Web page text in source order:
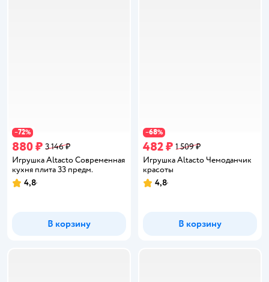
−72%
880 ₽ 3 146 ₽
Игрушка Altacto Современная
кухня плита 33 предм.
Рейтинг:
4,8
В корзину
−68%
482 ₽ 1 509 ₽
Игрушка Altacto Чемоданчик
красоты
Рейтинг:
4,8
В корзину